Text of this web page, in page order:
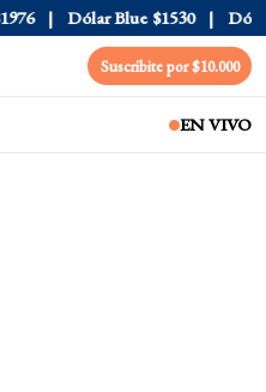
Dólar Blue $1530 Dólar
Suscribite por $10.000
EN VIVO